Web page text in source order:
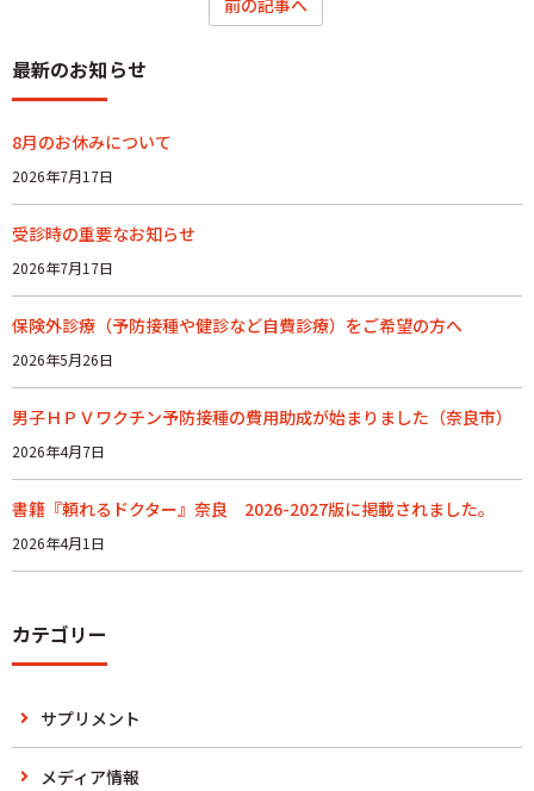
前の記事へ
最新のお知らせ
8月のお休みについて
2026年7月17日
受診時の重要なお知らせ
2026年7月17日
保険外診療（予防接種や健診など自費診療）をご希望の方へ
2026年5月26日
男子ＨＰＶワクチン予防接種の費用助成が始まりました（奈良市）
2026年4月7日
書籍『頼れるドクター』奈良 2026-2027版に掲載されました。
2026年4月1日
カテゴリー
サプリメント
メディア情報